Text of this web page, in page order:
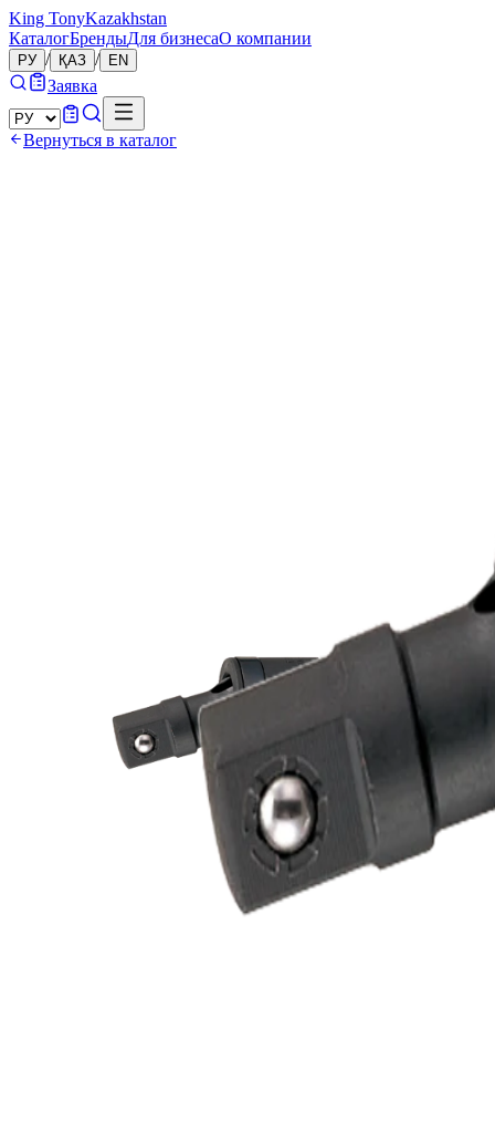
King TonyKazakhstan
КаталогБрендыДля бизнесаО компании
РУ / ҚАЗ / EN
Заявка
Вернуться в каталог